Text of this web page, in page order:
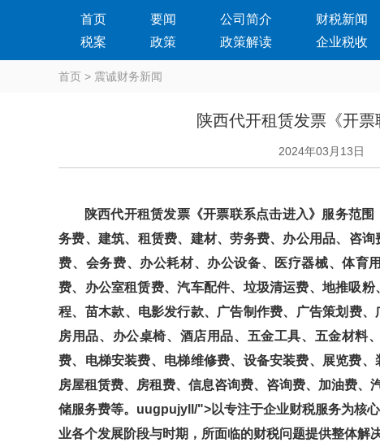
首页 要闻 公司简介 财税新闻
税案
政策 政策解读 企业税收
首页 > 震诚财务新闻
陕西代开租赁发票《开
2024年03月13日
陕西代开租赁发票《开票联系点击进入》服务范围：
务费、建筑、租赁费、建材、劳务费、办公用品、咨
费、会务费、办公耗材、办公设备、医疗器械、体
费、办公室租赁费、汽车配件、垃圾清运费、地推吸粉
程、苗木款、电影发行款、广告制作费、广告策划费
房用品、办公桌椅、酒店用品、五金工具、五金材料
费、电梯安装费、电梯维修费、设备安装费、展览费
房屋租赁费、房租费、信息咨询费、咨询费、加油费
储服务费等。uugpujyll/">以专注于企业财税服务为核心
业各个发展阶段与时期，所面临的财税问题提供整体解决